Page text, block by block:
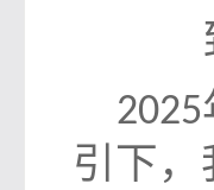
2025
引下